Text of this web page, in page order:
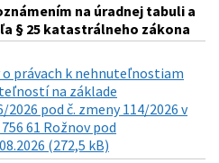
na úradnej tabuli a
§ 25 katastrálneho zákona
právach k nehnuteľnostiam
na základe
pod č. zmeny 114/2026 v
61 Rožnov pod
(272,5 kB)